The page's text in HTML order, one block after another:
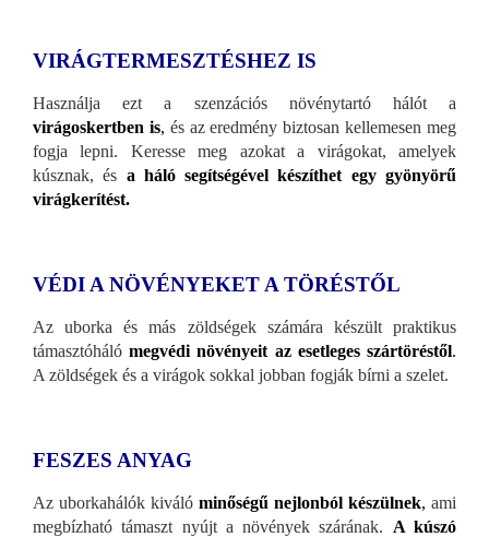
VIRÁGTERMESZTÉSHEZ IS
Használja ezt a szenzációs növénytartó hálót a
virágoskertben is, és az eredmény biztosan kellemesen meg
fogja lepni. Keresse meg azokat a virágokat, amelyek
kúsznak, és a háló segítségével készíthet egy gyönyörű
virágkerítést.
VÉDI A NÖVÉNYEKET A TÖRÉSTŐL
Az uborka és más zöldségek számára készült praktikus
támasztóhálómegvédi növényeit az esetleges szártöréstől.
A zöldségek és a virágok sokkal jobban fogják bírni a szelet.
FESZES ANYAG
Az uborkahálók kiváló minőségű nejlonból készülnek, ami
megbízható támaszt nyújt a növények szárának. A kúszó